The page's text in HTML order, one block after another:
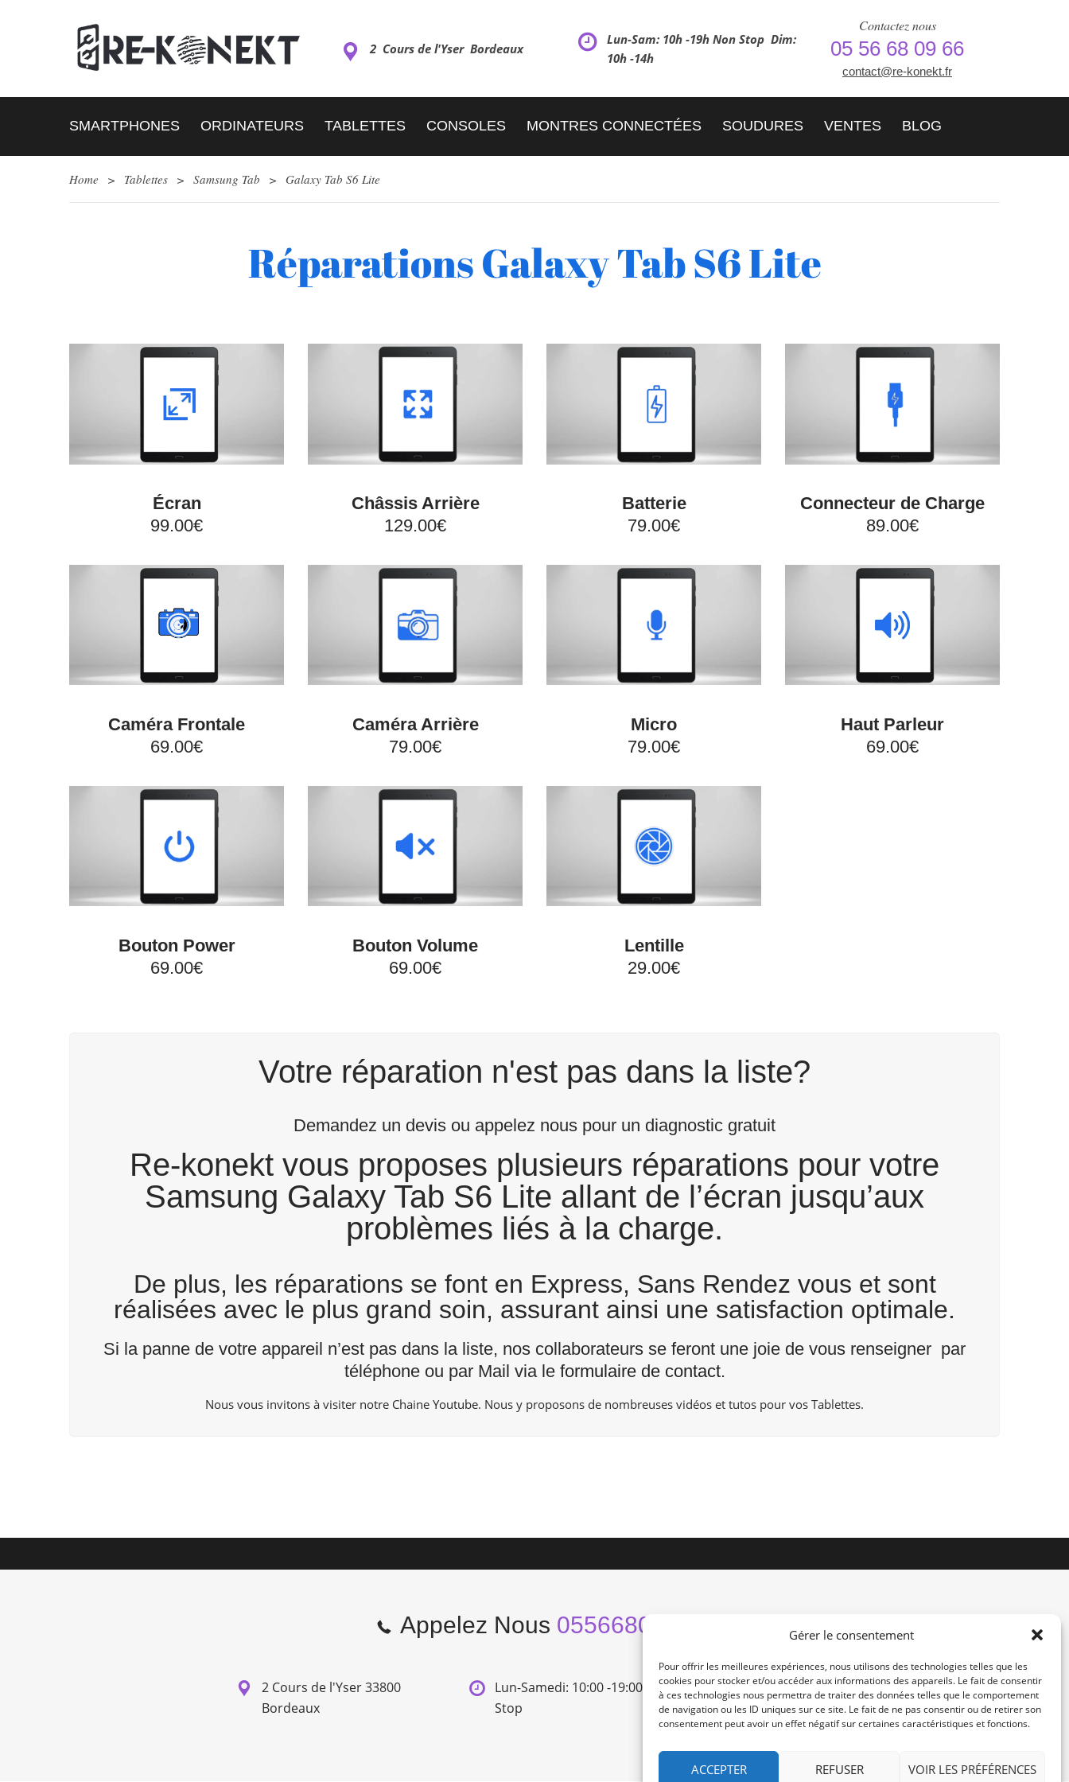
Gérer le consentement
Pour offrir les meilleures expériences, nous utilisons des technologies telles que les
cookies pour stocker et/ou accéder aux informations des appareils. Le fait de consentir
à ces technologies nous permettra de traiter des données telles que le comportement
de navigation ou les ID uniques sur ce site. Le fait de ne pas consentir ou de retirer son
consentement peut avoir un effet négatif sur certaines caractéristiques et fonctions.
ACCEPTER REFUSER VOIR LES PRÉFÉRENCES
2 Cours de l'Yser Bordeaux
Lun-Sam: 10h -19h Non Stop Dim:
10h -14h
Contactez nous
05 56 68 09 66
contact@re-konekt.fr
SMARTPHONES ORDINATEURS TABLETTES CONSOLES MONTRES CONNECTÉES SOUDURES VENTES BLOG
Home > Tablettes > Samsung Tab > Galaxy Tab S6 Lite
Réparations Galaxy Tab S6 Lite
Écran
99.00€
Châssis Arrière
129.00€
Batterie
79.00€
Connecteur de Charge
89.00€
Caméra Frontale
69.00€
Caméra Arrière
79.00€
Micro
79.00€
Haut Parleur
69.00€
Bouton Power
69.00€
Bouton Volume
69.00€
Lentille
29.00€
Votre réparation n'est pas dans la liste?
Demandez un devis ou appelez nous pour un diagnostic gratuit
Re-konekt vous proposes plusieurs réparations pour votre
Samsung Galaxy Tab S6 Lite allant de l’écran jusqu’aux
problèmes liés à la charge.
De plus, les réparations se font en Express, Sans Rendez vous et sont
réalisées avec le plus grand soin, assurant ainsi une satisfaction optimale.
Si la panne de votre appareil n’est pas dans la liste, nos collaborateurs se feront une joie de vous renseigner par
téléphone ou par Mail via le formulaire de contact.
Nous vous invitons à visiter notre Chaine Youtube. Nous y proposons de nombreuses vidéos et tutos pour vos Tablettes.
Appelez Nous 0556680966
2 Cours de l'Yser 33800
Bordeaux
Lun-Samedi: 10:00 -19:00 Non
Stop
contact@re-konekt.fr
/
/